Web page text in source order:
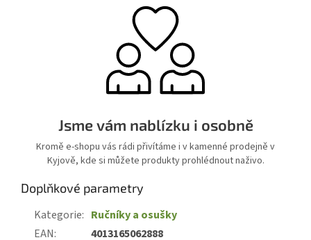
Jsme vám nablízku i osobně
Kromě e-shopu vás rádi přivítáme i v kamenné prodejně v
Kyjově, kde si můžete produkty prohlédnout naživo.
Doplňkové parametry
Kategorie: Ručníky a osušky
EAN:
4013165062888